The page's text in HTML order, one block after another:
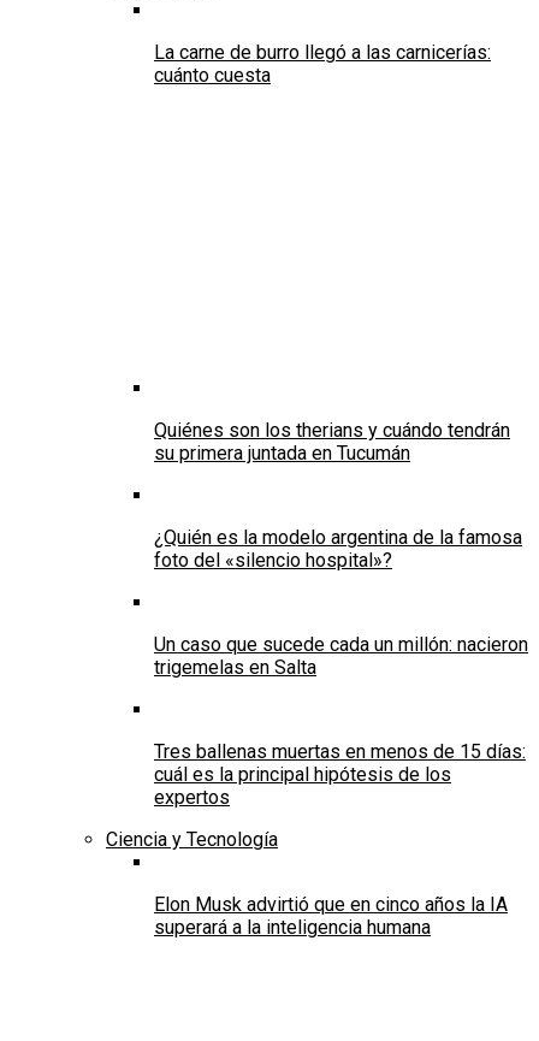
La carne de burro llegó a las carnicerías:
cuánto cuesta
Quiénes son los therians y cuándo tendrán
su primera juntada en Tucumán
¿Quién es la modelo argentina de la famosa
foto del «silencio hospital»?
Un caso que sucede cada un millón: nacieron
trigemelas en Salta
Tres ballenas muertas en menos de 15 días:
cuál es la principal hipótesis de los
expertos
Ciencia y Tecnología
Elon Musk advirtió que en cinco años la IA
superará a la inteligencia humana